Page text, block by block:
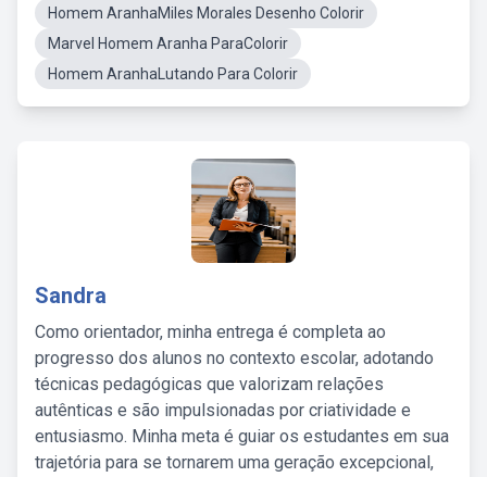
Homem AranhaMiles Morales Desenho Colorir
Marvel Homem Aranha ParaColorir
Homem AranhaLutando Para Colorir
Sandra
Como orientador, minha entrega é completa ao
progresso dos alunos no contexto escolar, adotando
técnicas pedagógicas que valorizam relações
autênticas e são impulsionadas por criatividade e
entusiasmo. Minha meta é guiar os estudantes em sua
trajetória para se tornarem uma geração excepcional,